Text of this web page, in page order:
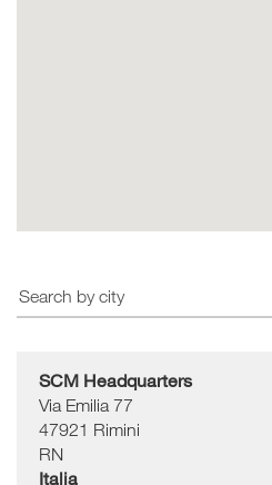
SCM Headquarters
Via Emilia 77
47921 Rimini
RN
Italia